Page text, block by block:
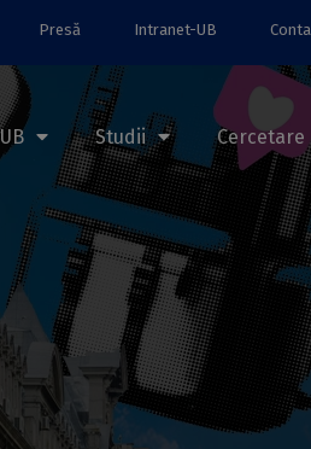
Presă Intranet-UB
Studii Cercetare